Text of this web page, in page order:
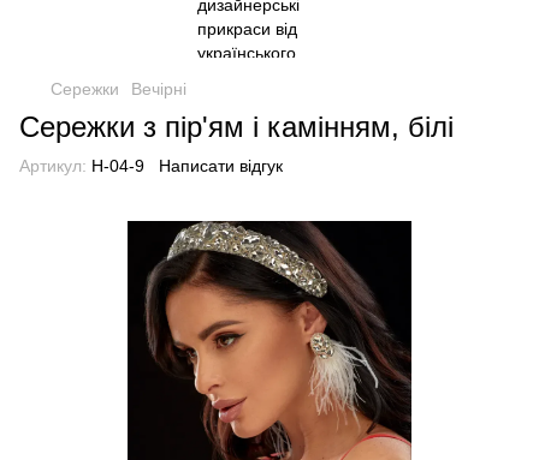
Сережки Вечірні
Сережки з пір'ям і камінням, білі
Артикул: H-04-9 Написати відгук